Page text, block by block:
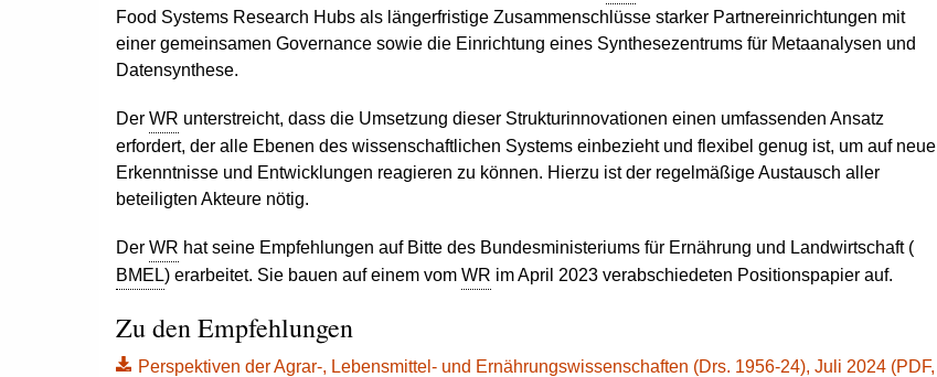
Food Systems Research Hubs als längerfristige Zusammenschlüsse starker Partnereinrichtungen mit
einer gemeinsamen Governance sowie die Einrichtung eines Synthesezentrums für Metaanalysen und
Datensynthese.
Der WR unterstreicht, dass die Umsetzung dieser Strukturinnovationen einen umfassenden Ansatz
erfordert, der alle Ebenen des wissenschaftlichen Systems einbezieht und flexibel genug ist, um auf neue
Erkenntnisse und Entwicklungen reagieren zu können. Hierzu ist der regelmäßige Austausch aller
beteiligten Akteure nötig.
Der WR hat seine Empfehlungen auf Bitte des Bundesministeriums für Ernährung und Landwirtschaft (
BMEL) erarbeitet. Sie bauen auf einem vom WR im April 2023 verabschiedeten Positionspapier auf.
Zu den Empfehlungen
Perspektiven der Agrar-, Lebensmittel- und Ernährungswissenschaften (Drs. 1956-24), Juli 2024 (PDF,